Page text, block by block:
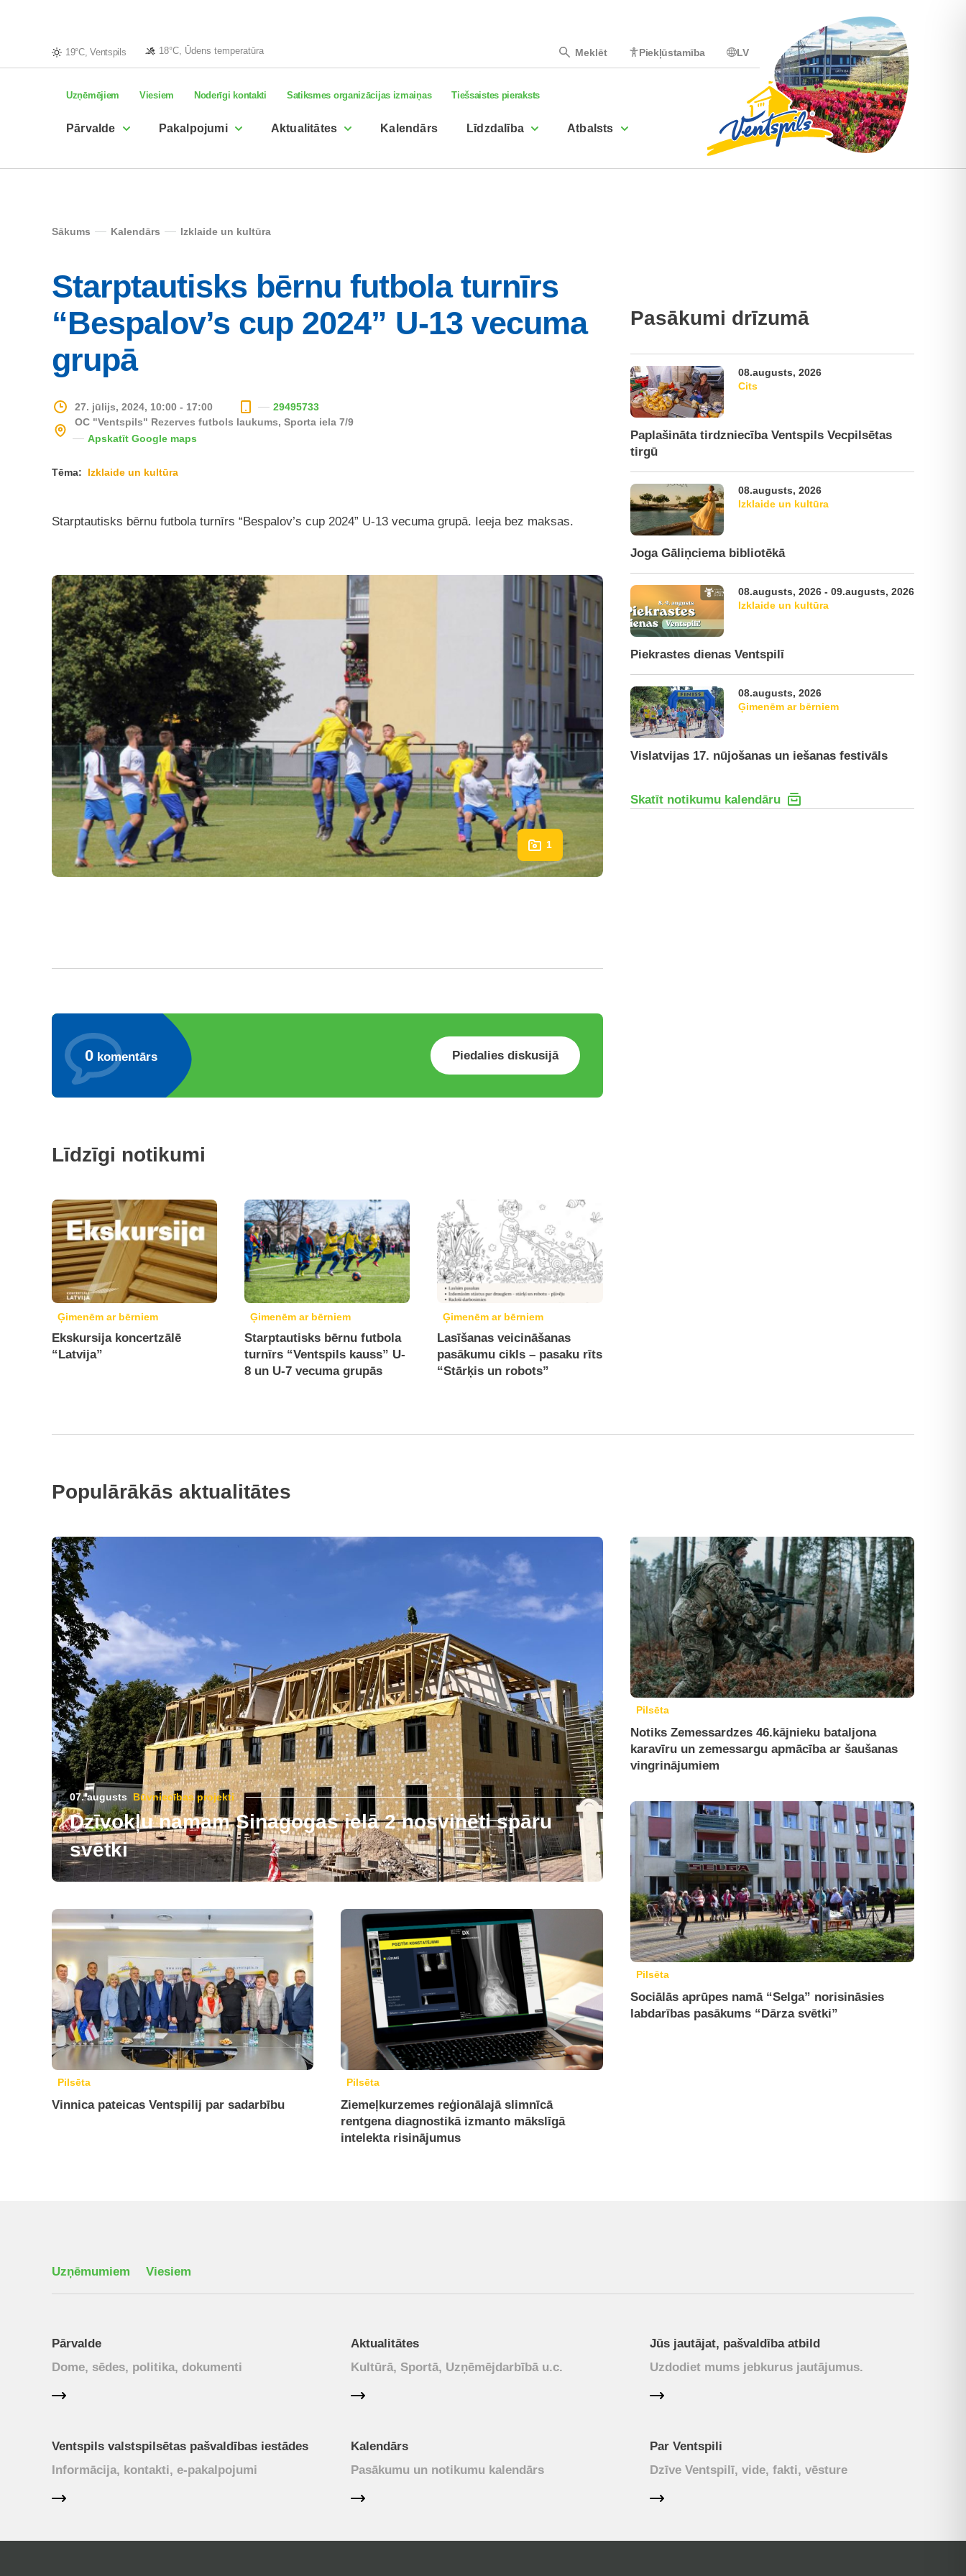
19°C, Ventspils 18°C, Ūdens temperatūra Meklēt Piekļūstamība LV
Uzņēmējiem Viesiem Noderīgi kontakti Satiksmes organizācijas izmaiņas Tiešsaistes pieraksts
Pārvalde Pakalpojumi Aktualitātes Kalendārs Līdzdalība Atbalsts
Sākums Kalendārs Izklaide un kultūra
Starptautisks bērnu futbola turnīrs
“Bespalov’s cup 2024” U-13 vecuma
grupā
27. jūlijs, 2024, 10:00 - 17:00
29495733
OC "Ventspils" Rezerves futbols laukums, Sporta iela 7/9
Apskatīt Google maps
Tēma: Izklaide un kultūra
Starptautisks bērnu futbola turnīrs “Bespalov’s cup 2024” U-13 vecuma grupā. Ieeja bez maksas.
1
0 komentārs Piedalies diskusijā
Līdzīgi notikumi
Ģimenēm ar bērniem
Ekskursija koncertzālē
“Latvija”
Ģimenēm ar bērniem
Starptautisks bērnu futbola
turnīrs “Ventspils kauss” U-
8 un U-7 vecuma grupās
Ģimenēm ar bērniem
Lasīšanas veicināšanas
pasākumu cikls – pasaku rīts
“Stārķis un robots”
Pasākumi drīzumā
08.augusts, 2026
Cits
Paplašināta tirdzniecība Ventspils Vecpilsētas
tirgū
08.augusts, 2026
Izklaide un kultūra
Joga Gāliņciema bibliotēkā
08.augusts, 2026 - 09.augusts, 2026
Izklaide un kultūra
Piekrastes dienas Ventspilī
08.augusts, 2026
Ģimenēm ar bērniem
Vislatvijas 17. nūjošanas un iešanas festivāls
Skatīt notikumu kalendāru
Populārākās aktualitātes
07. augusts Būvniecības projekti
Dzīvokļu namam Sinagogas ielā 2 nosvinēti spāru
svētki
Pilsēta
Vinnica pateicas Ventspilij par sadarbību
Pilsēta
Ziemeļkurzemes reģionālajā slimnīcā
rentgena diagnostikā izmanto mākslīgā
intelekta risinājumus
Pilsēta
Notiks Zemessardzes 46.kājnieku bataljona
karavīru un zemessargu apmācība ar šaušanas
vingrinājumiem
Pilsēta
Sociālās aprūpes namā “Selga” norisināsies
labdarības pasākums “Dārza svētki”
Uzņēmumiem Viesiem
Pārvalde
Dome, sēdes, politika, dokumenti
Aktualitātes
Kultūrā, Sportā, Uzņēmējdarbībā u.c.
Jūs jautājat, pašvaldība atbild
Uzdodiet mums jebkurus jautājumus.
Ventspils valstspilsētas pašvaldības iestādes
Informācija, kontakti, e-pakalpojumi
Kalendārs
Pasākumu un notikumu kalendārs
Par Ventspili
Dzīve Ventspilī, vide, fakti, vēsture